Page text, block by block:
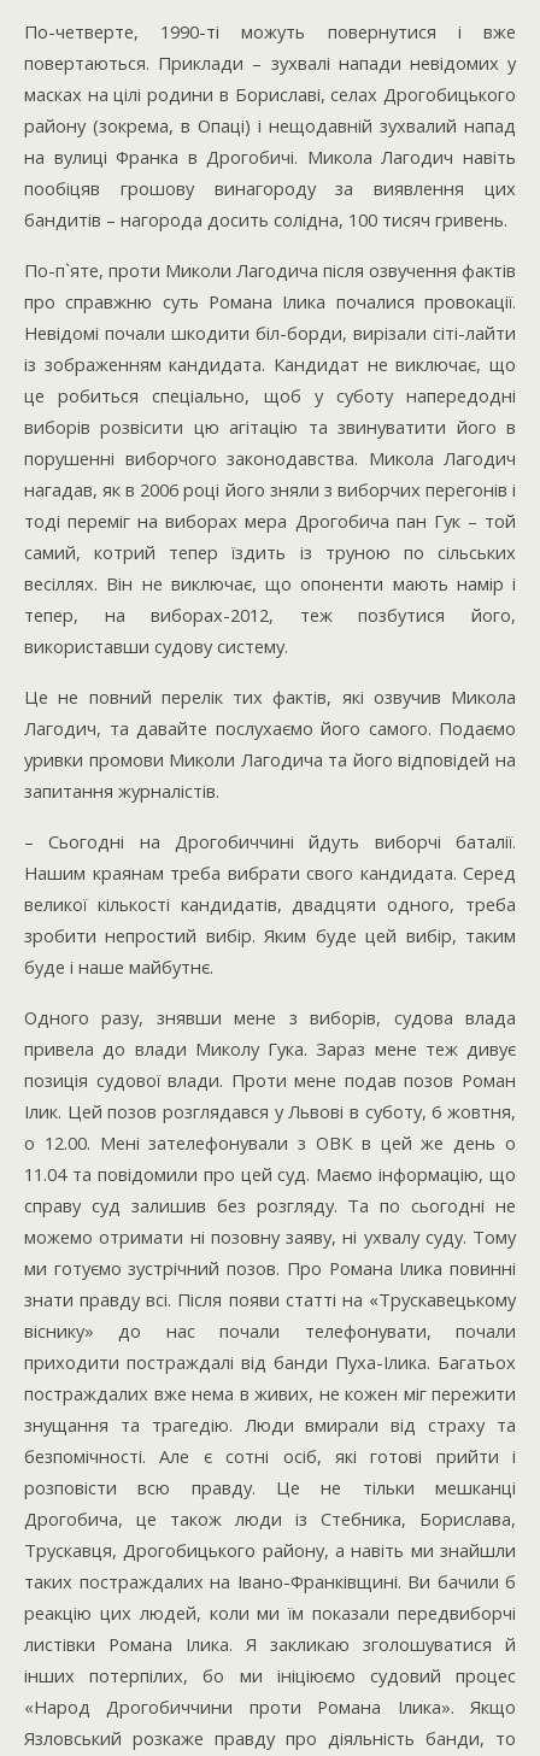
По-четверте, 1990-ті можуть повернутися і вже
повертаються. Приклади – зухвалі напади невідомих у
масках на цілі родини в Бориславі, селах Дрогобицького
району (зокрема, в Опаці) і нещодавній зухвалий напад
на вулиці Франка в Дрогобичі. Микола Лагодич навіть
пообіцяв грошову винагороду за виявлення цих
бандитів – нагорода досить солідна, 100 тисяч гривень.
По-п`яте, проти Миколи Лагодича після озвучення фактів
про справжню суть Романа Ілика почалися провокації.
Невідомі почали шкодити біл-борди, вирізали сіті-лайти
із зображенням кандидата. Кандидат не виключає, що
це робиться спеціально, щоб у суботу напередодні
виборів розвісити цю агітацію та звинуватити його в
порушенні виборчого законодавства. Микола Лагодич
нагадав, як в 2006 році його зняли з виборчих перегонів і
тоді переміг на виборах мера Дрогобича пан Гук – той
самий, котрий тепер їздить із труною по сільських
весіллях. Він не виключає, що опоненти мають намір і
тепер, на виборах-2012, теж позбутися його,
використавши судову систему.
Це не повний перелік тих фактів, які озвучив Микола
Лагодич, та давайте послухаємо його самого. Подаємо
уривки промови Миколи Лагодича та його відповідей на
запитання журналістів.
– Сьогодні на Дрогобиччині йдуть виборчі баталії.
Нашим краянам треба вибрати свого кандидата. Серед
великої кількості кандидатів, двадцяти одного, треба
зробити непростий вибір. Яким буде цей вибір, таким
буде і наше майбутнє.
Одного разу, знявши мене з виборів, судова влада
привела до влади Миколу Гука. Зараз мене теж дивує
позиція судової влади. Проти мене подав позов Роман
Ілик. Цей позов розглядався у Львові в суботу, 6 жовтня,
о 12.00. Мені зателефонували з ОВК в цей же день о
11.04 та повідомили про цей суд. Маємо інформацію, що
справу суд залишив без розгляду. Та по сьогодні не
можемо отримати ні позовну заяву, ні ухвалу суду. Тому
ми готуємо зустрічний позов. Про Романа Ілика повинні
знати правду всі. Після появи статті на «Трускавецькому
віснику» до нас почали телефонувати, почали
приходити постраждалі від банди Пуха-Ілика. Багатьох
постраждалих вже нема в живих, не кожен міг пережити
знущання та трагедію. Люди вмирали від страху та
безпомічності. Але є сотні осіб, які готові прийти і
розповісти всю правду. Це не тільки мешканці
Дрогобича, це також люди із Стебника, Борислава,
Трускавця, Дрогобицького району, а навіть ми знайшли
таких постраждалих на Івано-Франківщині. Ви бачили б
реакцію цих людей, коли ми їм показали передвиборчі
листівки Романа Ілика. Я закликаю зголошуватися й
інших потерпілих, бо ми ініціюємо судовий процес
«Народ Дрогобиччини проти Романа Ілика». Якщо
Язловський розкаже правду про діяльність банди, то